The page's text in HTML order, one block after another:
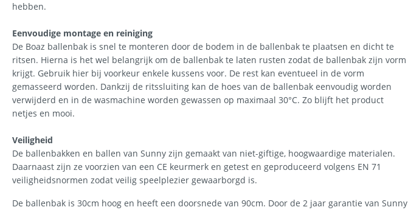
hebben.
Eenvoudige montage en reiniging
De Boaz ballenbak is snel te monteren door de bodem in de ballenbak te plaatsen en dicht te
ritsen. Hierna is het wel belangrijk om de ballenbak te laten rusten zodat de ballenbak zijn vorm
krijgt. Gebruik hier bij voorkeur enkele kussens voor. De rest kan eventueel in de vorm
gemasseerd worden. Dankzij de ritssluiting kan de hoes van de ballenbak eenvoudig worden
verwijderd en in de wasmachine worden gewassen op maximaal 30°C. Zo blijft het product
netjes en mooi.
Veiligheid
De ballenbakken en ballen van Sunny zijn gemaakt van niet-giftige, hoogwaardige materialen.
Daarnaast zijn ze voorzien van een CE keurmerk en getest en geproduceerd volgens EN 71
veiligheidsnormen zodat veilig speelplezier gewaarborgd is.
De ballenbak is 30cm hoog en heeft een doorsnede van 90cm. Door de 2 jaar garantie van Sunny